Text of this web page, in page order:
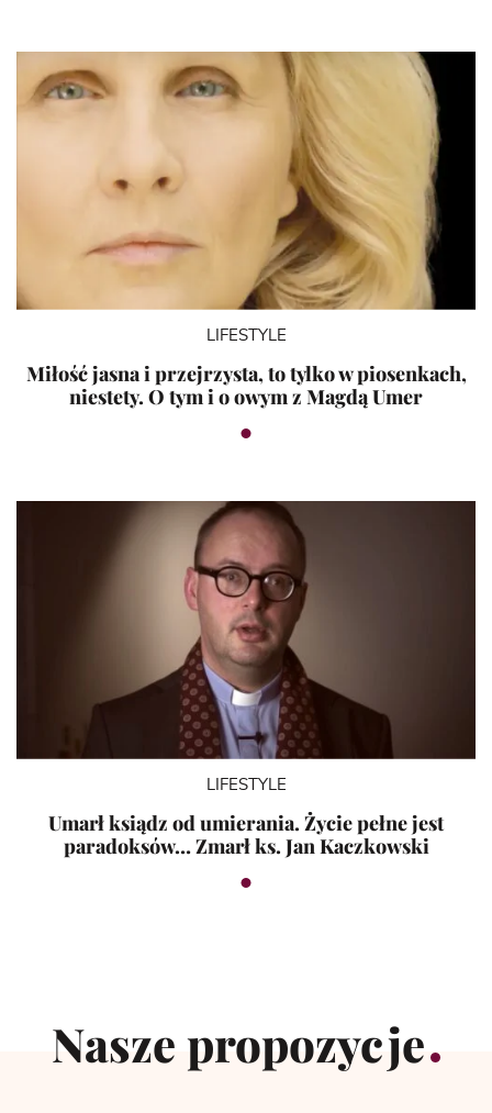
LIFESTYLE
Miłość jasna i przejrzysta, to tylko w piosenkach,
niestety. O tym i o owym z Magdą Umer
LIFESTYLE
Umarł ksiądz od umierania. Życie pełne jest
paradoksów… Zmarł ks. Jan Kaczkowski
Nasze propozycje